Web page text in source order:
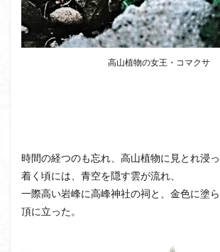
高山植物の女王・コマクサ
時間の経つのも忘れ、高山植物に見とれ浸
着く頃には、青空を隠す雲が流れ、
一際高い岩峰に高峰神社の祠と、金色に塗
頂に立った。